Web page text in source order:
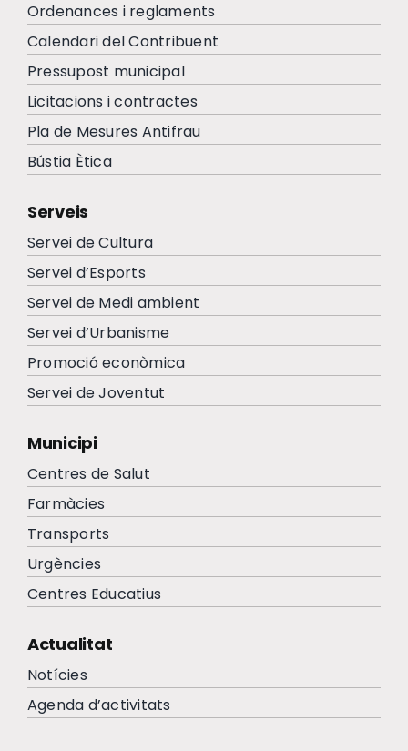
Ordenances i reglaments
Calendari del Contribuent
Pressupost municipal
Licitacions i contractes
Pla de Mesures Antifrau
Bústia Ètica
Serveis
Servei de Cultura
Servei d’Esports
Servei de Medi ambient
Servei d’Urbanisme
Promoció econòmica
Servei de Joventut
Municipi
Centres de Salut
Farmàcies
Transports
Urgències
Centres Educatius
Actualitat
Notícies
Agenda d’activitats